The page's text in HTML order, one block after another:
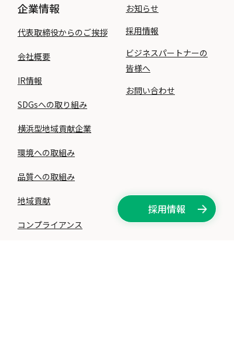
採用情報
企業情報
代表取締役からのご挨拶
会社概要
IR情報
SDGsへの取り組み
横浜型地域貢献企業
環境への取組み
品質への取組み
地域貢献
コンプライアンス
お知らせ
採用情報
ビジネスパートナーの
皆様へ
お問い合わせ